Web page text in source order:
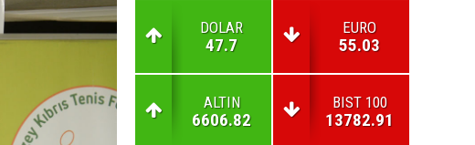
DOLAR
47.7
EURO
55.03
ALTIN
6606.82
BIST 100
13782.91